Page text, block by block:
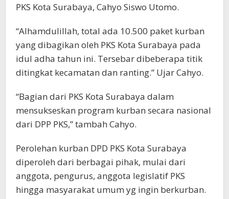
PKS Kota Surabaya, Cahyo Siswo Utomo.
“Alhamdulillah, total ada 10.500 paket kurban
yang dibagikan oleh PKS Kota Surabaya pada
idul adha tahun ini. Tersebar dibeberapa titik
ditingkat kecamatan dan ranting.” Ujar Cahyo.
“Bagian dari PKS Kota Surabaya dalam
mensukseskan program kurban secara nasional
dari DPP PKS,” tambah Cahyo.
Perolehan kurban DPD PKS Kota Surabaya
diperoleh dari berbagai pihak, mulai dari
anggota, pengurus, anggota legislatif PKS
hingga masyarakat umum yg ingin berkurban.